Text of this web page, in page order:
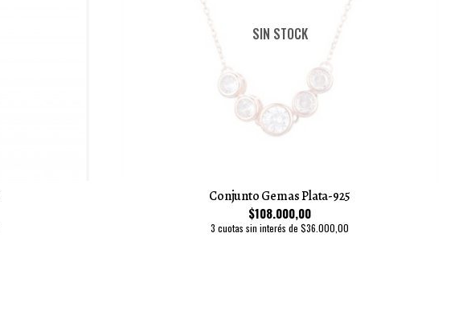
SIN STOCK
Conjunto Gemas Plata-925
$108.000,00
3 cuotas sin interés de $36.000,00